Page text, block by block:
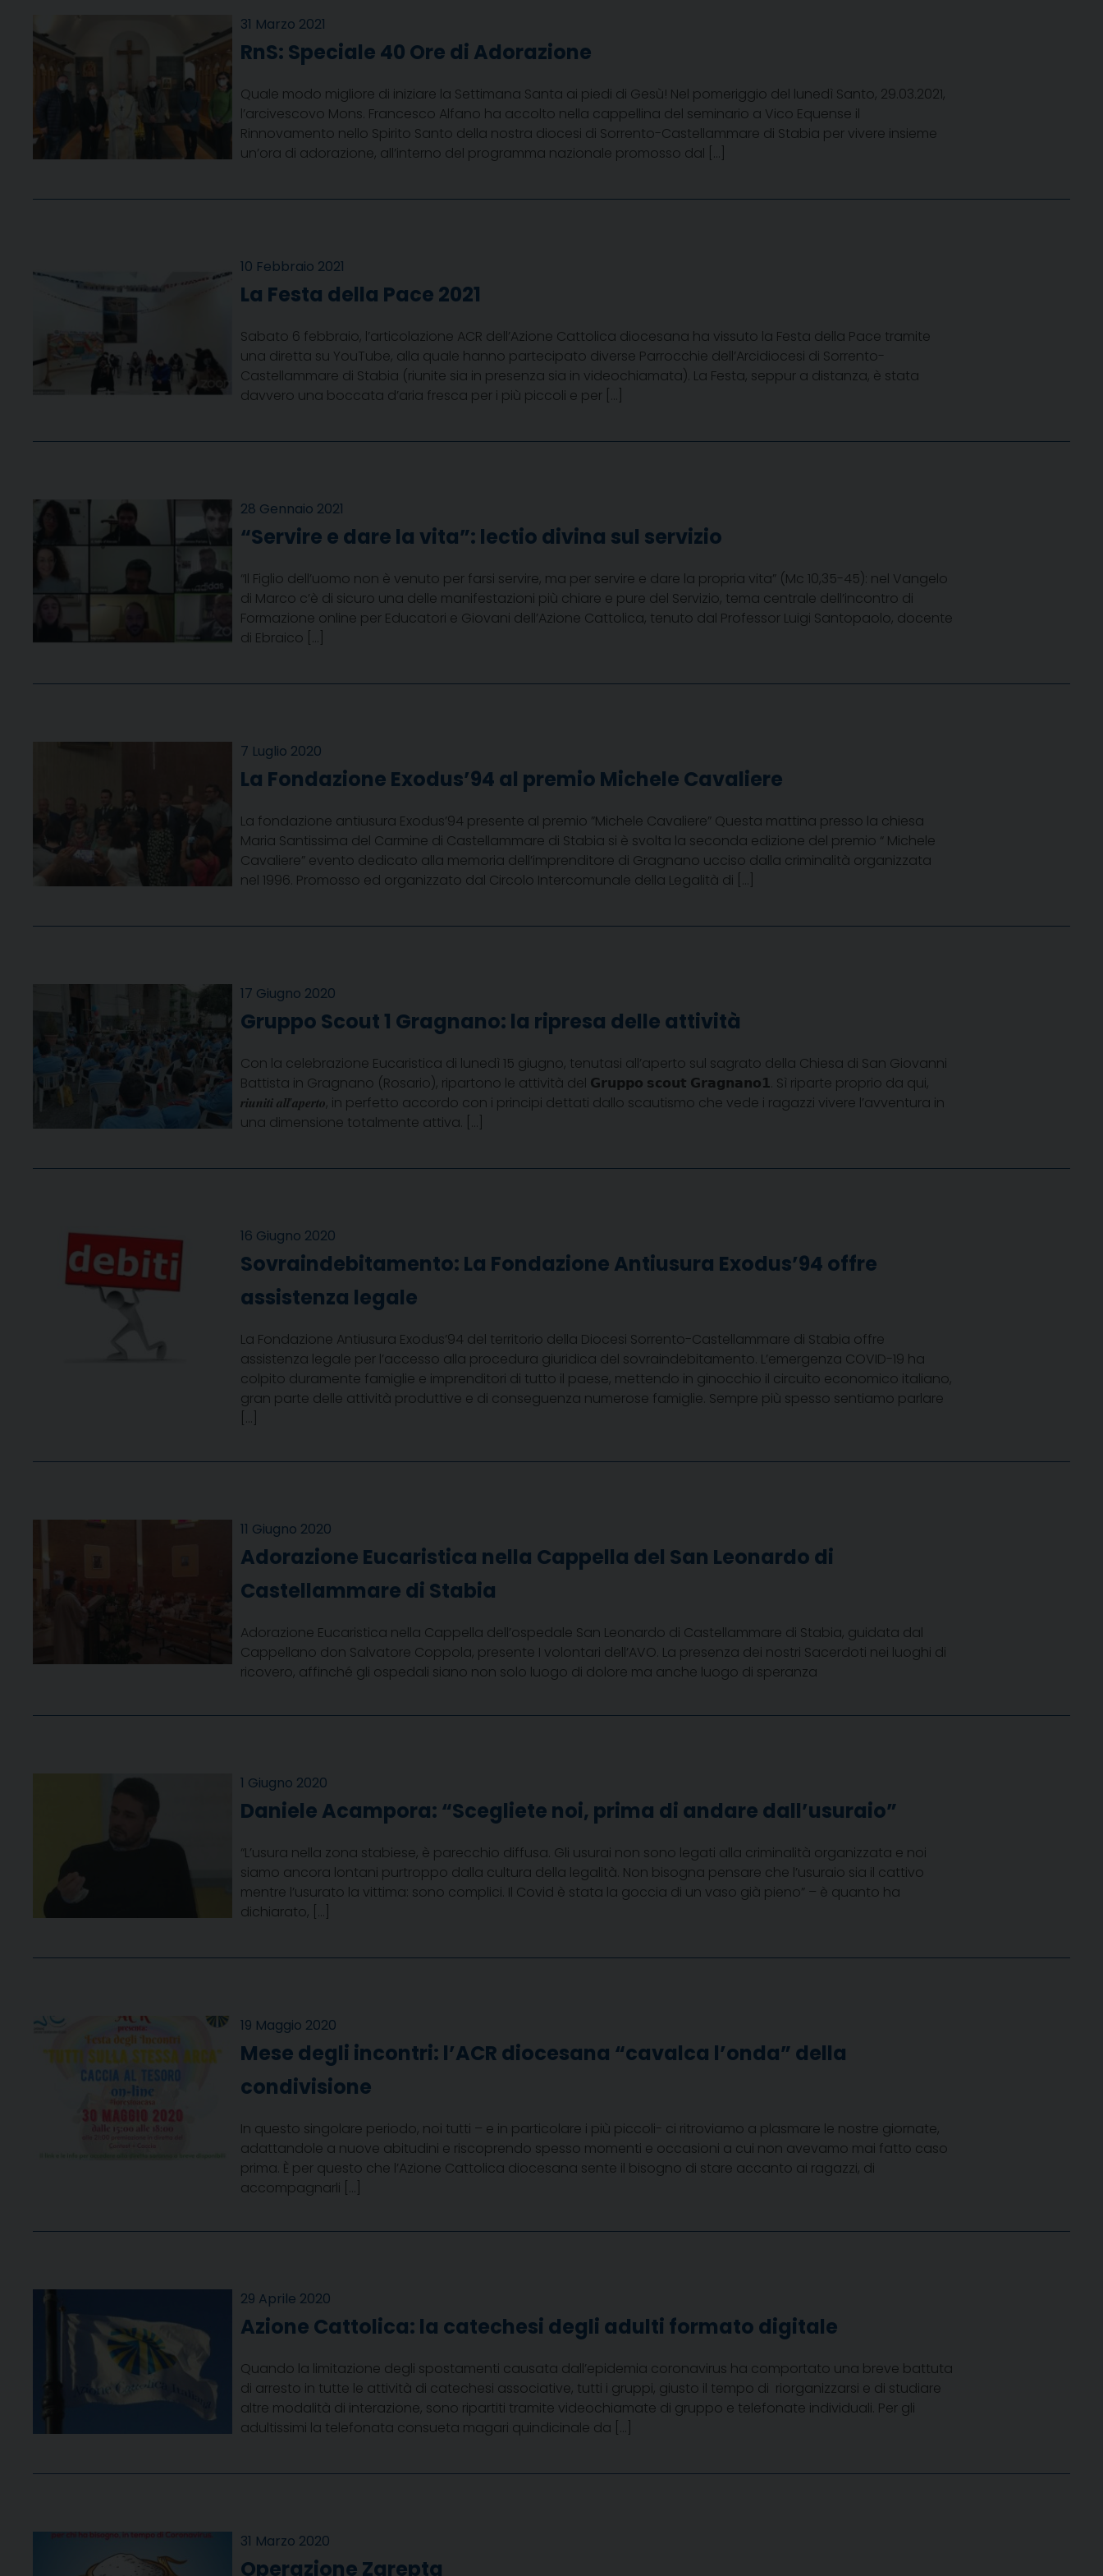
31 Marzo 2021
RnS: Speciale 40 Ore di Adorazione
Quale modo migliore di iniziare la Settimana Santa ai piedi di Gesù! Nel pomeriggio del lunedì Santo, 29.03.2021,
l’arcivescovo Mons. Francesco Alfano ha accolto nella cappellina del seminario a Vico Equense il
Rinnovamento nello Spirito Santo della nostra diocesi di Sorrento-Castellammare di Stabia per vivere insieme
un’ora di adorazione, all’interno del programma nazionale promosso dal […]
10 Febbraio 2021
La Festa della Pace 2021
Sabato 6 febbraio, l’articolazione ACR dell’Azione Cattolica diocesana ha vissuto la Festa della Pace tramite
una diretta su YouTube, alla quale hanno partecipato diverse Parrocchie dell’Arcidiocesi di Sorrento-
Castellammare di Stabia (riunite sia in presenza sia in videochiamata). La Festa, seppur a distanza, è stata
davvero una boccata d’aria fresca per i più piccoli e per […]
28 Gennaio 2021
“Servire e dare la vita”: lectio divina sul servizio
“Il Figlio dell’uomo non è venuto per farsi servire, ma per servire e dare la propria vita” (Mc 10,35-45): nel Vangelo
di Marco c’è di sicuro una delle manifestazioni più chiare e pure del Servizio, tema centrale dell’incontro di
Formazione online per Educatori e Giovani dell’Azione Cattolica, tenuto dal Professor Luigi Santopaolo, docente
di Ebraico […]
7 Luglio 2020
La Fondazione Exodus’94 al premio Michele Cavaliere
La fondazione antiusura Exodus’94 presente al premio ”Michele Cavaliere” Questa mattina presso la chiesa
Maria Santissima del Carmine di Castellammare di Stabia si è svolta la seconda edizione del premio “ Michele
Cavaliere” evento dedicato alla memoria dell’imprenditore di Gragnano ucciso dalla criminalità organizzata
nel 1996. Promosso ed organizzato dal Circolo Intercomunale della Legalità di […]
17 Giugno 2020
Gruppo Scout 1 Gragnano: la ripresa delle attività
Con la celebrazione Eucaristica di lunedì 15 giugno, tenutasi all’aperto sul sagrato della Chiesa di San Giovanni
Battista in Gragnano (Rosario), ripartono le attività del 𝗚𝗿𝘂𝗽𝗽𝗼 𝘀𝗰𝗼𝘂𝘁 𝗚𝗿𝗮𝗴𝗻𝗮𝗻𝗼𝟭. Sì riparte proprio da qui,
𝒓𝒊𝒖𝒏𝒊𝒕𝒊 𝒂𝒍𝒍’𝒂𝒑𝒆𝒓𝒕𝒐, in perfetto accordo con i principi dettati dallo scautismo che vede i ragazzi vivere l’avventura in
una dimensione totalmente attiva. […]
16 Giugno 2020
Sovraindebitamento: La Fondazione Antiusura Exodus’94 offre
assistenza legale
La Fondazione Antiusura Exodus’94 del territorio della Diocesi Sorrento-Castellammare di Stabia offre
assistenza legale per l’accesso alla procedura giuridica del sovraindebitamento. L’emergenza COVID-19 ha
colpito duramente famiglie e imprenditori di tutto il paese, mettendo in ginocchio il circuito economico italiano,
gran parte delle attività produttive e di conseguenza numerose famiglie. Sempre più spesso sentiamo parlare
[…]
11 Giugno 2020
Adorazione Eucaristica nella Cappella del San Leonardo di
Castellammare di Stabia
Adorazione Eucaristica nella Cappella dell’ospedale San Leonardo di Castellammare di Stabia, guidata dal
Cappellano don Salvatore Coppola, presente I volontari dell’AVO. La presenza dei nostri Sacerdoti nei luoghi di
ricovero, affinché gli ospedali siano non solo luogo di dolore ma anche luogo di speranza
1 Giugno 2020
Daniele Acampora: “Scegliete noi, prima di andare dall’usuraio”
“L’usura nella zona stabiese, è parecchio diffusa. Gli usurai non sono legati alla criminalità organizzata e noi
siamo ancora lontani purtroppo dalla cultura della legalità. Non bisogna pensare che l’usuraio sia il cattivo
mentre l’usurato la vittima: sono complici. Il Covid è stata la goccia di un vaso già pieno” – è quanto ha
dichiarato, […]
19 Maggio 2020
Mese degli incontri: l’ACR diocesana “cavalca l’onda” della
condivisione
In questo singolare periodo, noi tutti – e in particolare i più piccoli- ci ritroviamo a plasmare le nostre giornate,
adattandole a nuove abitudini e riscoprendo spesso momenti e occasioni a cui non avevamo mai fatto caso
prima. È per questo che l’Azione Cattolica diocesana sente il bisogno di stare accanto ai ragazzi, di
accompagnarli […]
29 Aprile 2020
Azione Cattolica: la catechesi degli adulti formato digitale
Quando la limitazione degli spostamenti causata dall’epidemia coronavirus ha comportato una breve battuta
di arresto in tutte le attività di catechesi associative, tutti i gruppi, giusto il tempo di riorganizzarsi e di studiare
altre modalità di interazione, sono ripartiti tramite videochiamate di gruppo e telefonate individuali. Per gli
adultissimi la telefonata consueta magari quindicinale da […]
31 Marzo 2020
Operazione Zarepta